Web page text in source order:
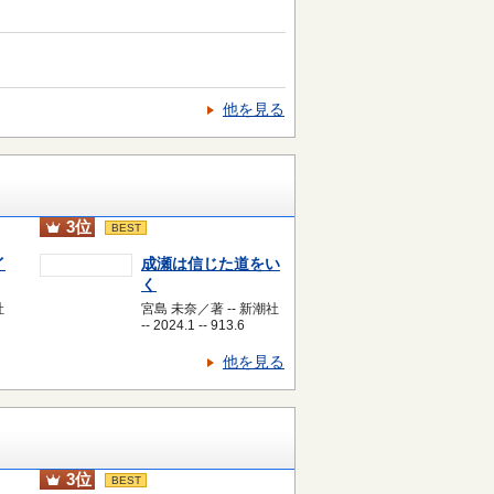
他を見る
3位 BEST
成瀬は信じた道をい
く
宮島 未奈／著 -- 新潮社
-- 2024.1 -- 913.6
他を見る
3位 BEST